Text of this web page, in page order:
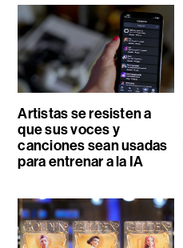
Artistas se resisten a
que sus voces y
canciones sean usadas
para entrenar a la IA